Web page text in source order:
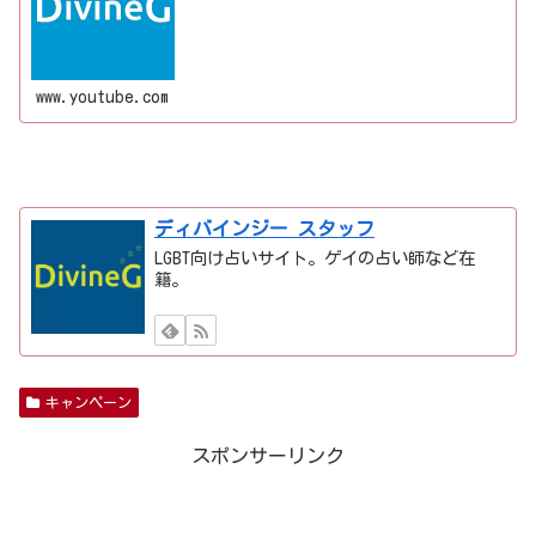
www.youtube.com
ディバインジー スタッフ
LGBT向け占いサイト。ゲイの占い師など在
籍。
キャンペーン
スポンサーリンク